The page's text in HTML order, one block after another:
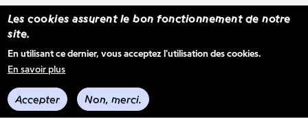
Voir les derniers envois
Les cookies assurent le bon fonctionnement de notre
site.
En utilisant ce dernier, vous acceptez l'utilisation des cookies.
En savoir plus
Accepter Non, merci.